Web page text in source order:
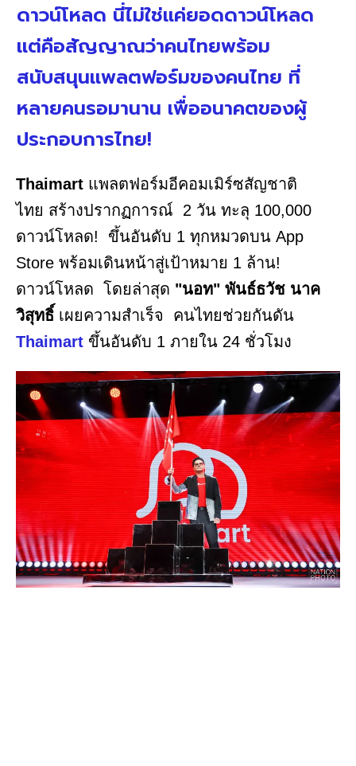
ดาวน์โหลด นี่ไม่ใช่แค่ยอดดาวน์โหลด
แต่คือสัญญาณว่าคนไทยพร้อม
สนับสนุนแพลตฟอร์มของคนไทย ที่
หลายคนรอมานาน เพื่ออนาคตของผู้
ประกอบการไทย!
Thaimart แพลตฟอร์มอีคอมเมิร์ซสัญชาติ
ไทย สร้างปรากฏการณ์ 2 วัน ทะลุ 100,000
ดาวน์โหลด! ขึ้นอันดับ 1 ทุกหมวดบน App
Store พร้อมเดินหน้าสู่เป้าหมาย 1 ล้าน!
ดาวน์โหลด โดยล่าสุด "นอท" พันธ์ธวัช นาค
วิสุทธิ์ เผยความสำเร็จ คนไทยช่วยกันดัน
Thaimart ขึ้นอันดับ 1 ภายใน 24 ชั่วโมง